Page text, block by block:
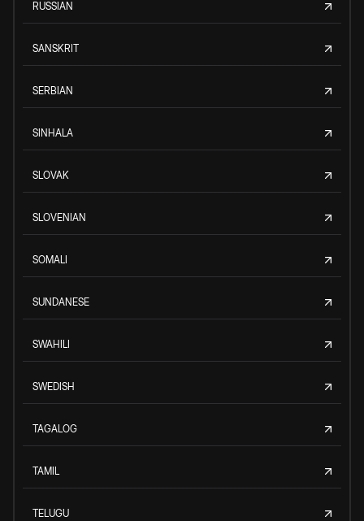
RUSSIAN
SANSKRIT
SERBIAN
SINHALA
SLOVAK
SLOVENIAN
SOMALI
SUNDANESE
SWAHILI
SWEDISH
TAGALOG
TAMIL
TELUGU